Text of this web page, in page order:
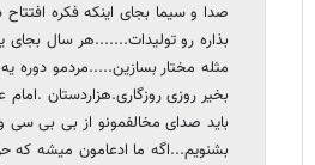
صدا و سیما بجای اینکه فکره
بذاره رو تولیدات.......هر سال بجای
مثله مختار بسازین.....مردمو دوره
بخیر روزی روزگاری.هزاردستان
باید صدای مخالفمونو از بی بی سی
بشنویم...اگه ما ادعامون میشه که